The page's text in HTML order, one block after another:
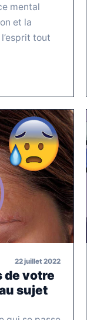
mental
et la
tout
22 juillet 2022
de votre
sujet